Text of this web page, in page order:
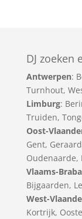
DJ zoeken
Antwerpen:
Turnhout,
Limburg:
Truiden,
Oost-
Gent,
Oudenaarde,
Vlaams-
Bijgaarden,
West-
Kortrijk,